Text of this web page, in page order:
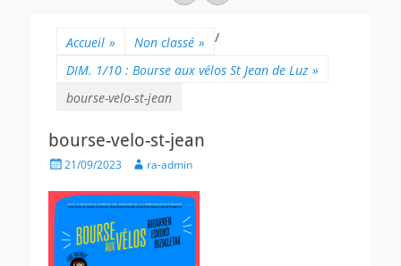
Accueil » Non classé »
/
DIM. 1/10 : Bourse aux vélos St Jean de Luz »
bourse-velo-st-jean
bourse-velo-st-jean
Posted21/09/2023 Authorra-admin